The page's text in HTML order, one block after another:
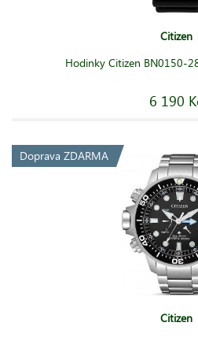
Citizen
Hodinky Citizen BN0150-
6 190
Doprava ZDARMA
Citizen